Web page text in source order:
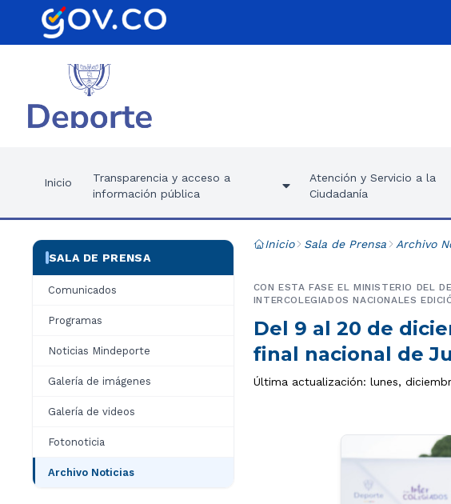
Inicio
Transparencia y acceso a
información pública
Atención y Servicio a la
Ciudadanía
SALA DE PRENSA
Comunicados
Programas
Noticias Mindeporte
Galería de imágenes
Galería de videos
Fotonoticia
Archivo Noticias
Inicio Sala de Prensa Archivo
Del 9 al 20 de
final nacional de
CON ESTA FASE EL MINISTERIO DEL
INTERCOLEGIADOS NACIONALES
Última actualización: lunes,